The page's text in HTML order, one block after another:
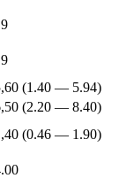
(1.40 — 5.94)
(2.20 — 8.40)
(0.46 — 1.90)